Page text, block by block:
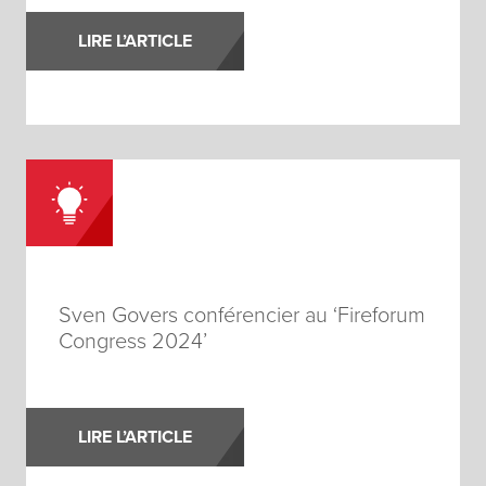
LIRE L’ARTICLE
Sven Govers conférencier au ‘Fireforum
Congress 2024’
LIRE L’ARTICLE